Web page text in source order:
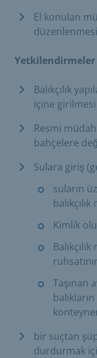
El konulan
düzenlenmesi
Yetkilendirmeler
Balıkçılık
içine girilmesi
Resmi
bahçelere
Sulara giriş
suların
Kimlik
Taşınan
bir suçtan
durdurmak